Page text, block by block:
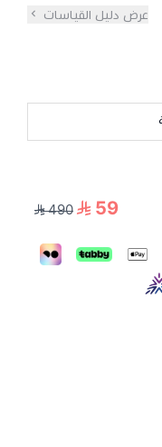
عرض دليل القياسات
59
490